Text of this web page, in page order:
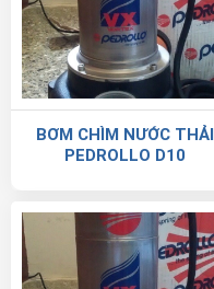
BƠM CHÌM NƯỚC THẢI
PEDROLLO D10